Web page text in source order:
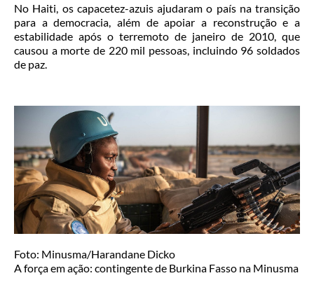
No Haiti, os capacetez-azuis ajudaram o país na transição
para a democracia, além de apoiar a reconstrução e a
estabilidade após o terremoto de janeiro de 2010, que
causou a morte de 220 mil pessoas, incluindo 96 soldados
de paz.
Foto: Minusma/Harandane Dicko
A força em ação: contingente de Burkina Fasso na Minusma